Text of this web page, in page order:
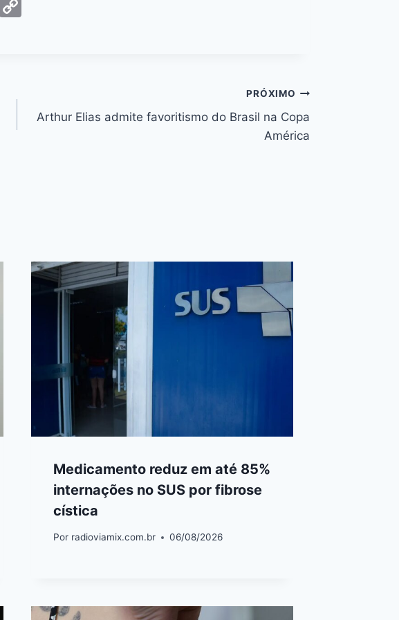
G
PRÓXIMO
Arthur Elias admite favoritismo do Brasil na Copa
América
Medicamento reduz em até 85%
internações no SUS por fibrose
cística
Por radioviamix.com.br 06/08/2026